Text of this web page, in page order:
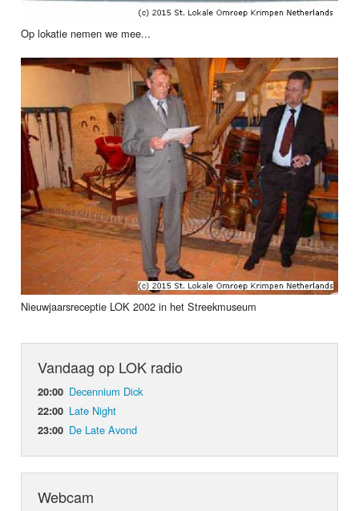
Op lokatie nemen we mee...
Nieuwjaarsreceptie LOK 2002 in het Streekmuseum
Vandaag op LOK radio
20:00 Decennium Dick
22:00 Late Night
23:00 De Late Avond
Webcam